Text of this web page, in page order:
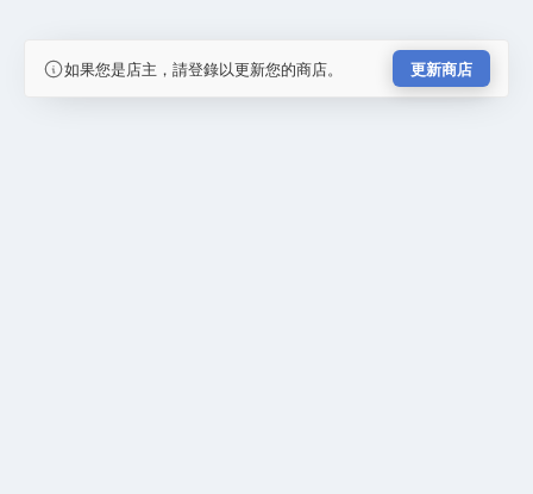
如果您是店主，請登錄以更新您的商店。 更新商店